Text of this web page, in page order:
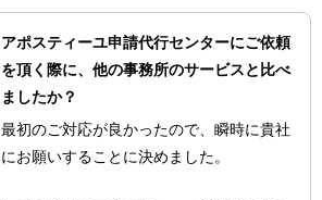
アポスティーユ申請代行センターにご依頼
を頂く際に、他の事務所のサービスと比べ
ましたか？
最初のご対応が良かったので、瞬時に貴社
にお願いすることに決めました。